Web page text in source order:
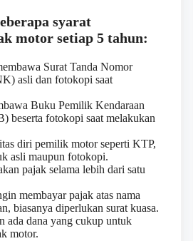
syarat
motor setiap 5 tahun:
Surat Tanda Nomor
asli dan fotokopi saat
Buku Pemilik Kendaraan
beserta fotokopi saat melakukan
diri pemilik motor seperti KTP,
asli maupun fotokopi.
pajak selama lebih dari satu
membayar pajak atas nama
biasanya diperlukan surat kuasa.
ada dana yang cukup untuk
motor.